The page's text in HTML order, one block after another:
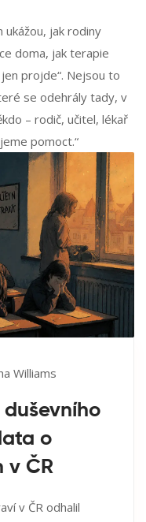
jak rodiny
doma, jak terapie
projde“. Nejsou to
se odehrály tady, v
– rodič, učitel, lékař
pomoct.“
Williams
o
v ČR
v ČR odhalil